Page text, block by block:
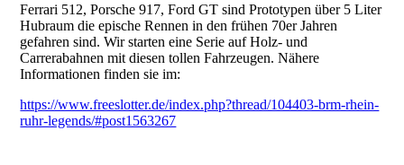
Ferrari 512, Porsche 917, Ford GT sind Prototypen über 5 Liter
Hubraum die epische Rennen in den frühen 70er Jahren
gefahren sind. Wir starten eine Serie auf Holz- und
Carrerabahnen mit diesen tollen Fahrzeugen. Nähere
Informationen finden sie im:
https://www.freeslotter.de/index.php?thread/104403-brm-rhein-
ruhr-legends/#post1563267